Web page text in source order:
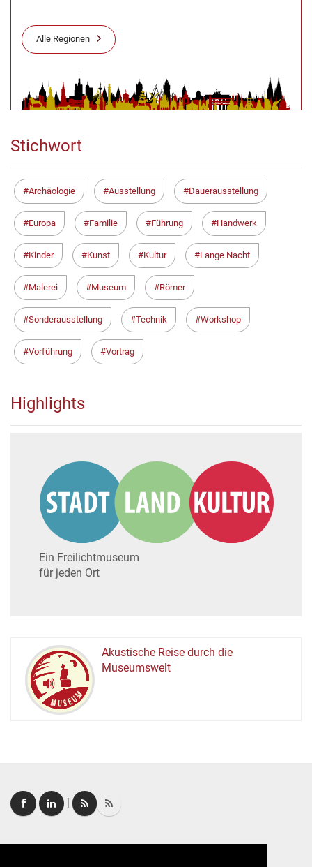
Alle Regionen
Stichwort
Archäologie Ausstellung Dauerausstellung
Europa Familie Führung Handwerk
Kinder Kunst Kultur Lange Nacht
Malerei Museum Römer
Sonderausstellung Technik Workshop
Vorführung Vortrag
Highlights
Ein Freilichtmuseum
für jeden Ort
MUSEUM
Akustische Reise durch die
Museumswelt